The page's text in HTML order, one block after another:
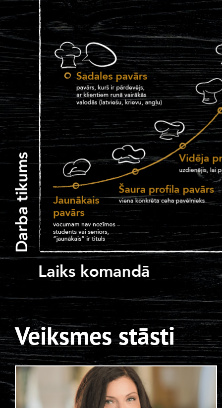
Maiņu vadītāju LIDO RĪGA PLAZA
Jaunāko virtuves
Saimniecības darbinieku
Zāles darbinieku LIDO SPICE
Veiksmes stāsti